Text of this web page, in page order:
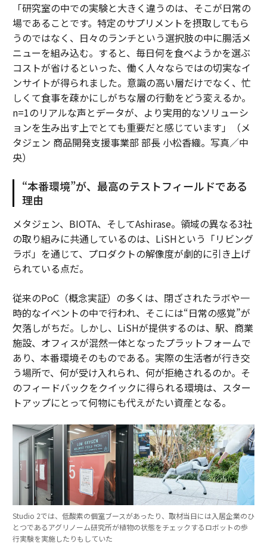
「研究室の中での実験と大きく違うのは、そこが日常の
場であることです。特定のサプリメントを摂取してもら
うのではなく、日々のランチという選択肢の中に腸活メ
ニューを組み込む。すると、毎日何を食べようかを選ぶ
コストが省けるといった、働く人々ならではの切実なイ
ンサイトが得られました。意識の高い層だけでなく、忙
しくて食事を疎かにしがちな層の行動をどう変えるか。
n=1のリアルな声とデータが、より実用的なソリューシ
ョンを生み出す上でとても重要だと感じています」（メ
タジェン 商品開発支援事業部 部長 小松香織。写真／中
央）
“本番環境”が、最高のテストフィールドである
理由
メタジェン、BIOTA、そしてAshirase。領域の異なる3社
の取り組みに共通しているのは、LiSHという「リビング
ラボ」を通じて、プロダクトの解像度が劇的に引き上げ
られている点だ。
従来のPoC（概念実証）の多くは、閉ざされたラボや一
時的なイベントの中で行われ、そこには“日常の感覚”が
欠落しがちだ。しかし、LiSHが提供するのは、駅、商業
施設、オフィスが混然一体となったプラットフォームで
あり、本番環境そのものである。実際の生活者が行き交
う場所で、何が受け入れられ、何が拒絶されるのか。そ
のフィードバックをクイックに得られる環境は、スター
トアップにとって何物にも代えがたい資産となる。
Studio 2では、低酸素の個室ブースがあったり、取材当日には入居企業のひ
とつであるアグリノーム研究所が植物の状態をチェックするロボットの歩
行実験を実施したりもしていた